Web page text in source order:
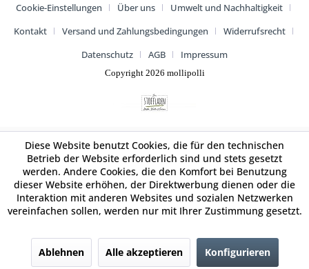
Cookie-Einstellungen Über uns
Umwelt und Nachhaltigkeit
Kontakt
Versand und Zahlungsbedingungen
Widerrufsrecht
Datenschutz
AGB Impressum
Copyright 2026 mollipolli
Diese Website benutzt Cookies, die für den technischen
Betrieb der Website erforderlich sind und stets gesetzt
werden. Andere Cookies, die den Komfort bei Benutzung
dieser Website erhöhen, der Direktwerbung dienen oder die
Interaktion mit anderen Websites und sozialen Netzwerken
vereinfachen sollen, werden nur mit Ihrer Zustimmung gesetzt.
Ablehnen Alle akzeptieren Konfigurieren